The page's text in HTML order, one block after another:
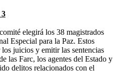
3
elegirá los 38 magistrados
Especial para la Paz. Estos
juicios y emitir las sentencias
las Farc, los agentes del Estado y
delitos relacionados con el